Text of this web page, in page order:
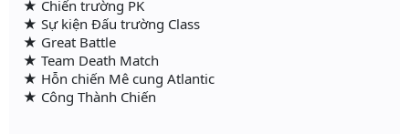
★ Chiến trường PK
★ Sự kiện Đấu trường Class
★ Great Battle
★ Team Death Match
★ Hỗn chiến Mê cung Atlantic
★ Công Thành Chiến